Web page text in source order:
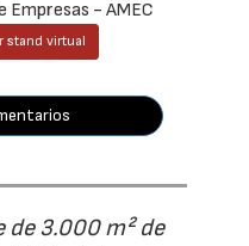
Empresas - AMEC
stand virtual
3.000 m² de